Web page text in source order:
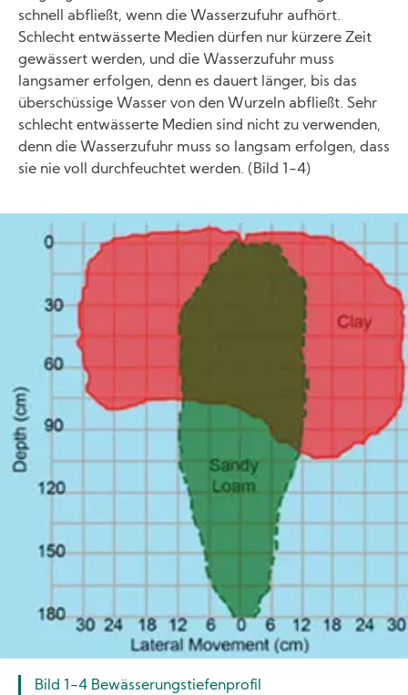
schnell abfließt, wenn die Wasserzufuhr aufhört.
Schlecht entwässerte Medien dürfen nur kürzere Zeit
gewässert werden, und die Wasserzufuhr muss
langsamer erfolgen, denn es dauert länger, bis das
überschüssige Wasser von den Wurzeln abfließt. Sehr
schlecht entwässerte Medien sind nicht zu verwenden,
denn die Wasserzufuhr muss so langsam erfolgen, dass
sie nie voll durchfeuchtet werden. (Bild 1-4)
Image
Bild 1-4 Bewässerungstiefenprofil